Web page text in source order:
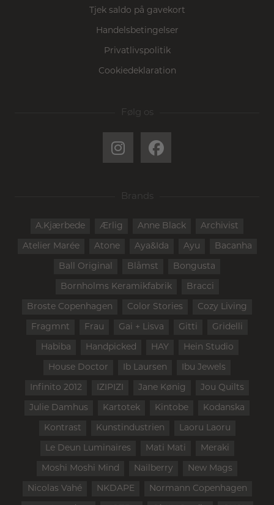
Tjek saldo på gavekort
Handelsbetingelser
Privatlivspolitik
Cookiedeklaration
Følg os
Brands
A.Kjærbede Ærlig Anne Black Archivist
Atelier Marée Atone Aya&Ida Ayu Bacanha
Ball Original Blåmst Bongusta
Bornholms Keramikfabrik Bracci
Broste Copenhagen Color Stories Cozy Living
Fragmnt Frau Gai + Lisva Gitti Gridelli
Habiba Handpicked HAY Hein Studio
House Doctor Ib Laursen Ibu Jewels
Infinito 2012 IZIPIZI Jane Kønig Jou Quilts
Julie Damhus Kartotek Kintobe Kodanska
Kontrast Kunstindustrien Laoru Laoru
Le Deun Luminaires Mati Mati Meraki
Moshi Moshi Mind Nailberry New Mags
Nicolas Vahé NKDAPE Normann Copenhagen